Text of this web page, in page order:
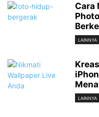
Cara
LAINNYA
LAINNYA